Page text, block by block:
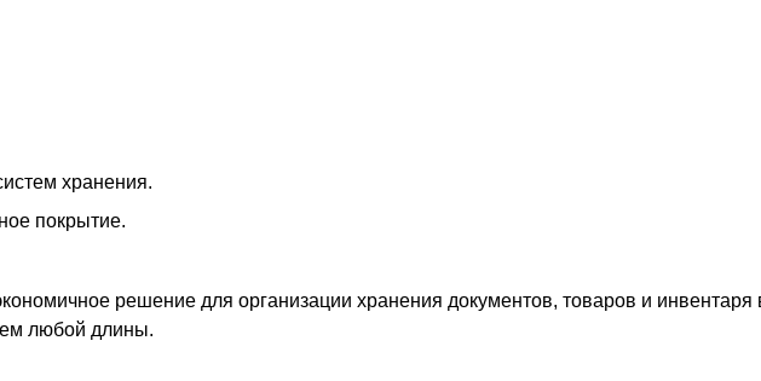
хранения.
покрытие.
решение для организации хранения документов, товаров и
любой длины.